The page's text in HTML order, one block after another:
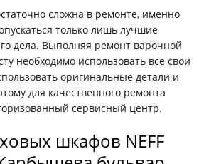
сложна в ремонте, именно
только лишь лучшие
дела. Выполняя ремонт варочной
необходимо использовать все свои
оригинальные детали и
для качественного ремонта
сервисный центр.
шкафов NEFF